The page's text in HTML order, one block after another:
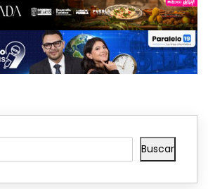
Buscar